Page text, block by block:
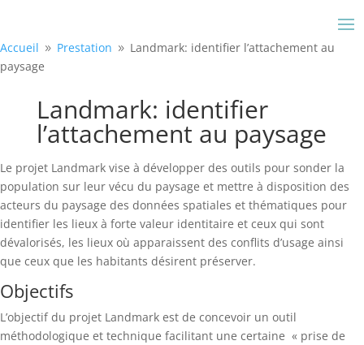
Accueil 9 Prestation 9 Landmark: identifier l’attachement au
paysage
Landmark: identifier
l’attachement au paysage
Le projet Landmark vise à développer des outils pour sonder la
population sur leur vécu du paysage et mettre à disposition des
acteurs du paysage des données spatiales et thématiques pour
identifier les lieux à forte valeur identitaire et ceux qui sont
dévalorisés, les lieux où apparaissent des conflits d’usage ainsi
que ceux que les habitants désirent préserver.
Objectifs
L’objectif du projet Landmark est de concevoir un outil
méthodologique et technique facilitant une certaine « prise de